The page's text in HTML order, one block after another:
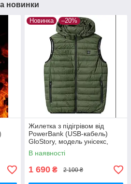
новинки
Новинка –20%
Жилетка з підігрівом від
PowerBank (USB-кабель)
GloStory, модель унісекс,
розмір 3XL-6XL
В наявності
1 690 ₴ 2 100 ₴